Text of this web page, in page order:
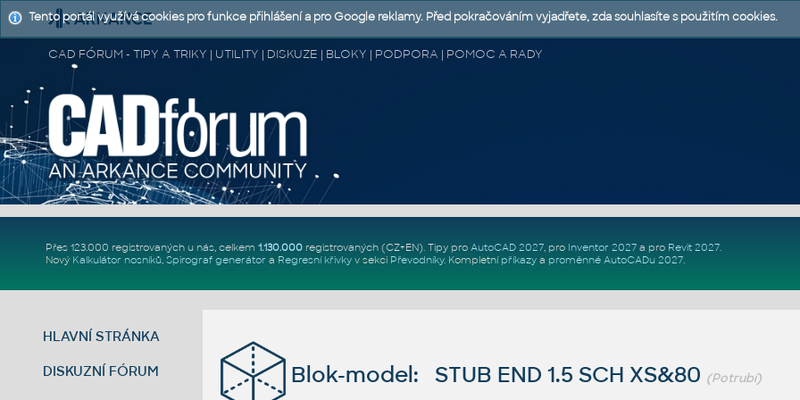
CAD FÓRUM - TIPY A TRIKY | UTILITY | DISKUZE | BLOKY | PODPORA | POMOC A RADY
Přes 123.000 registrovaných u nás, celkem 1.130.000registrovaných (CZ+EN). Tipy pro AutoCAD 2027, pro Inventor 2027a pro Revit 2027.
Nový Kalkulátor nosníků, Spirograf generátor a Regresní křivkyv sekci Převodníky. Kompletní příkazya proměnné AutoCADu 2027.
HLAVNÍ STRÁNKA
DISKUZNÍ FÓRUM Blok-model: STUB END 1.5 SCH XS&80 (Potrubí)
Tento portál využívá cookies pro funkce přihlášení a pro Google reklamy. Před pokračováním vyjadřete, zda souhlasíte s použitím cookies.